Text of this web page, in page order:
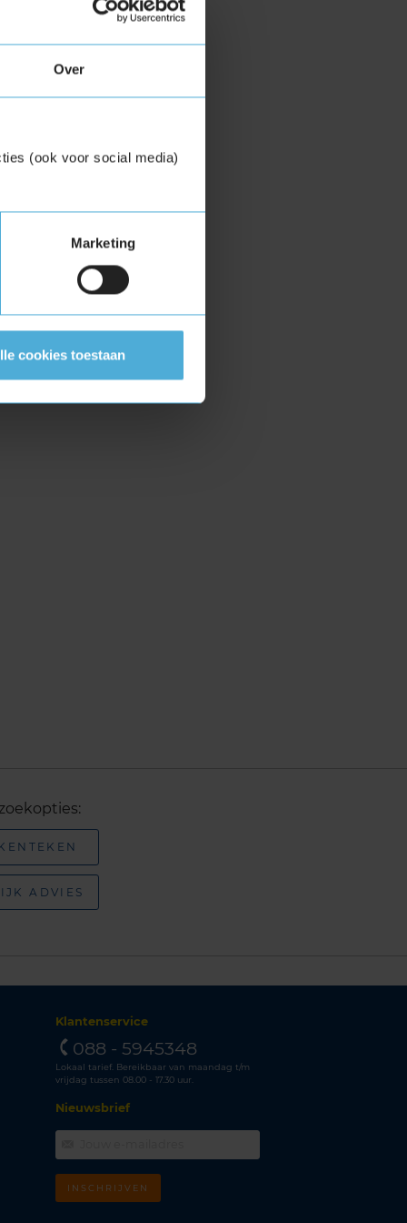
Over
(ook voor social media)
Marketing
cookies toestaan
ADVIES
Klantenservice
088 - 5945348
Lokaal tarief. Bereikbaar van maandag t/m
vrijdag tussen 08.00 - 17.30 uur.
Nieuwsbrief
INSCHRIJVEN